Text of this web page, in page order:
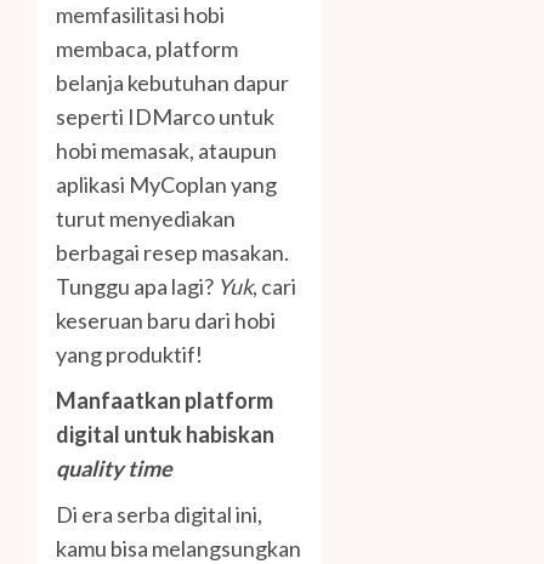
memfasilitasi hobi
membaca, platform
belanja kebutuhan dapur
seperti IDMarco untuk
hobi memasak, ataupun
aplikasi MyCoplan yang
turut menyediakan
berbagai resep masakan.
Tunggu apa lagi? Yuk, cari
keseruan baru dari hobi
yang produktif!
Manfaatkan platform
digital untuk habiskan
quality time
Di era serba digital ini,
kamu bisa melangsungkan